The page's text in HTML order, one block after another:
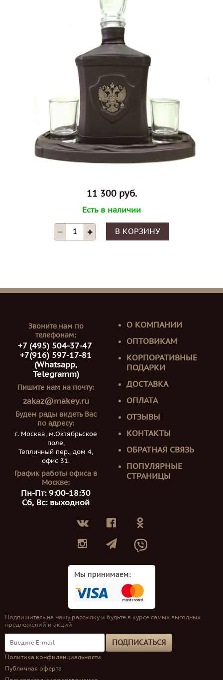
11 300 руб.
Есть в наличии
В КОРЗИНУ
Звоните нам по
телефонам:
+7 (495) 504-37-47
+7(916) 597-17-81
(Whatsapp,
Telegramm)
Пишите нам на почту:
zakaz@makey.ru
Будем рады видеть Вас
по адресу:
г. Москва, м.Октябрьское
поле,
Тепличный пер., дом 4,
офис 31.
График работы офиса в
Москве:
Пн-Пт: 9:00-18:30
Сб, Вс: выходной
О КОМПАНИИ
ОПТОВИКАМ
КОРПОРАТИВНЫЕ
ПОДАРКИ
ДОСТАВКА
ОПЛАТА
ОТЗЫВЫ
КОНТАКТЫ
ОБРАТНАЯ СВЯЗЬ
ПОПУЛЯРНЫЕ
СТРАНИЦЫ
Мы принимаем:
Подпишитесь на нашу рассылку и будьте в курсе самых выгодных
предложений и акций
ПОДПИСАТЬСЯ
Политика конфиденциальности
Публичная оферта